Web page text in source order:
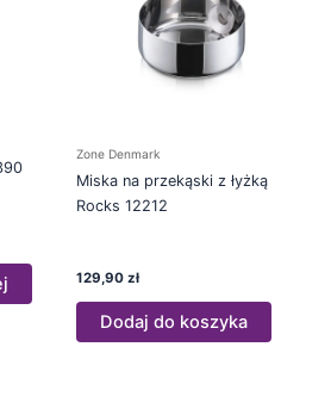
Zone Denmark
Miska na przekąski z łyżką
Rocks 12212
129,90 zł
Dodaj do koszyka